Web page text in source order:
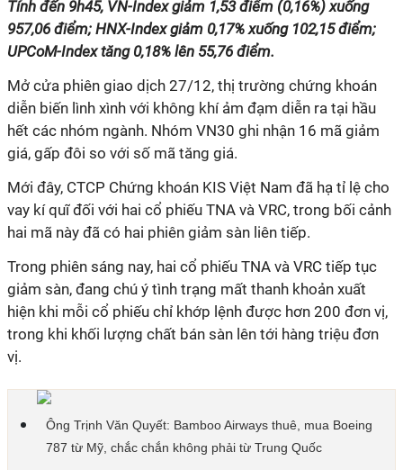
Tính đến 9h45, VN-Index giảm 1,53 điểm (0,16%) xuống
957,06 điểm; HNX-Index giảm 0,17% xuống 102,15 điểm;
UPCoM-Index tăng 0,18% lên 55,76 điểm.
Mở cửa phiên giao dịch 27/12, thị trường chứng khoán
diễn biến lình xình với không khí ảm đạm diễn ra tại hầu
hết các nhóm ngành. Nhóm VN30 ghi nhận 16 mã giảm
giá, gấp đôi so với số mã tăng giá.
Mới đây, CTCP Chứng khoán KIS Việt Nam đã hạ tỉ lệ cho
vay kí quĩ đối với hai cổ phiếu TNA và VRC, trong bối cảnh
hai mã này đã có hai phiên giảm sàn liên tiếp.
Trong phiên sáng nay, hai cổ phiếu TNA và VRC tiếp tục
giảm sàn, đang chú ý tình trạng mất thanh khoản xuất
hiện khi mỗi cổ phiếu chỉ khớp lệnh được hơn 200 đơn vị,
trong khi khối lượng chất bán sàn lên tới hàng triệu đơn
vị.
Ông Trịnh Văn Quyết: Bamboo Airways thuê, mua Boeing
787 từ Mỹ, chắc chắn không phải từ Trung Quốc